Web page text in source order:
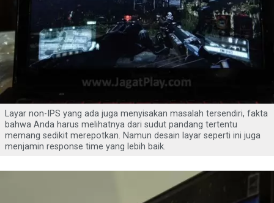
Layar non-IPS yang ada juga menyisakan masalah tersendiri, fakta
bahwa Anda harus melihatnya dari sudut pandang tertentu
memang sedikit merepotkan. Namun desain layar seperti ini juga
menjamin response time yang lebih baik.